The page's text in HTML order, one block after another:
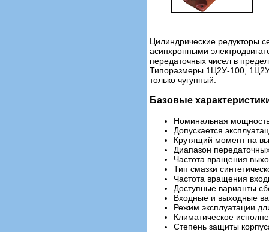
Цилиндрические редукторы
асинхронными
передаточных чисел в
Типоразмеры 1Ц2У-100,
только чугунный.
Базовые
Номинальная мощность
Допускается
Крутящий момент на
Диапазон
Частота вращения
Тип смазки
Частота вращения
Доступные варианты
Входные и выходные
Режим эксплуатации
Климатическое
Степень защиты